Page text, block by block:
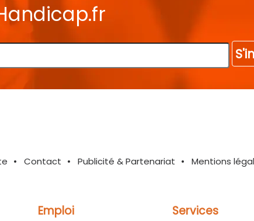
Contact Publicité & Partenariat Mentions
Emploi Services